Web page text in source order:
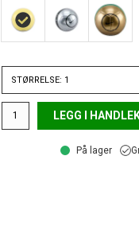
STØRRELSE: 1
LEGG I
På lager